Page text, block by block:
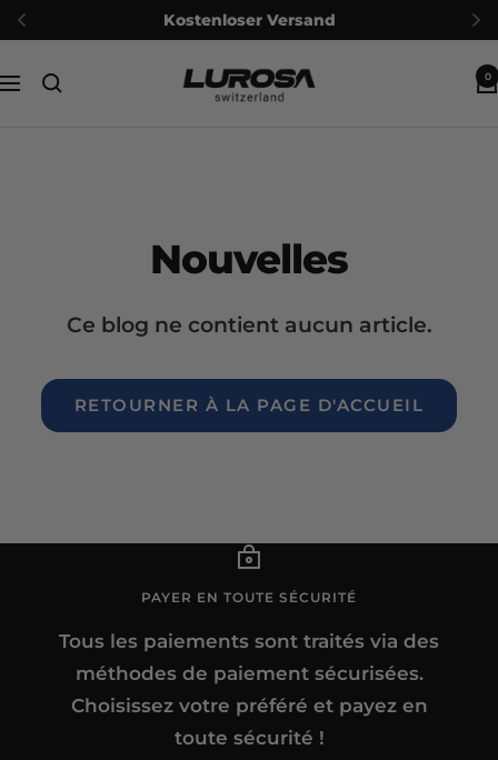
Kostenloser Versand
au
Navigation
Lurosa 0
Nouvelles
Ce blog ne contient aucun article.
RETOURNER À LA PAGE D'ACCUEIL
PAYER EN TOUTE SÉCURITÉ
Tous les paiements sont traités via des
méthodes de paiement sécurisées.
Choisissez votre préféré et payez en
toute sécurité !